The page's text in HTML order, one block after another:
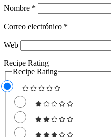
Nombre *
Correo electrónico *
Web
Recipe Rating
Recipe Rating